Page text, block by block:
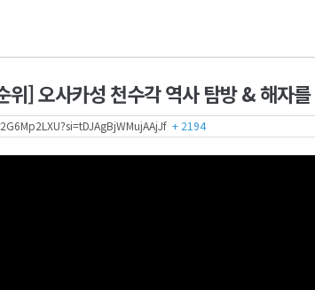
위] 오사카성 천수각 역사 탐방 & 해자
+ 2194